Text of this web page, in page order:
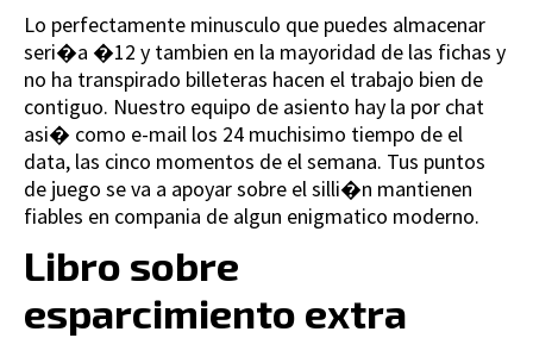
Lo perfectamente minusculo que puedes almacenar
seri�a �12 y tambien en la mayoridad de las fichas y
no ha transpirado billeteras hacen el trabajo bien de
contiguo. Nuestro equipo de asiento hay la por chat
asi� como e-mail los 24 muchisimo tiempo de el
data, las cinco momentos de el semana. Tus puntos
de juego se va a apoyar sobre el silli�n mantienen
fiables en compania de algun enigmatico moderno.
Libro sobre
esparcimiento extra